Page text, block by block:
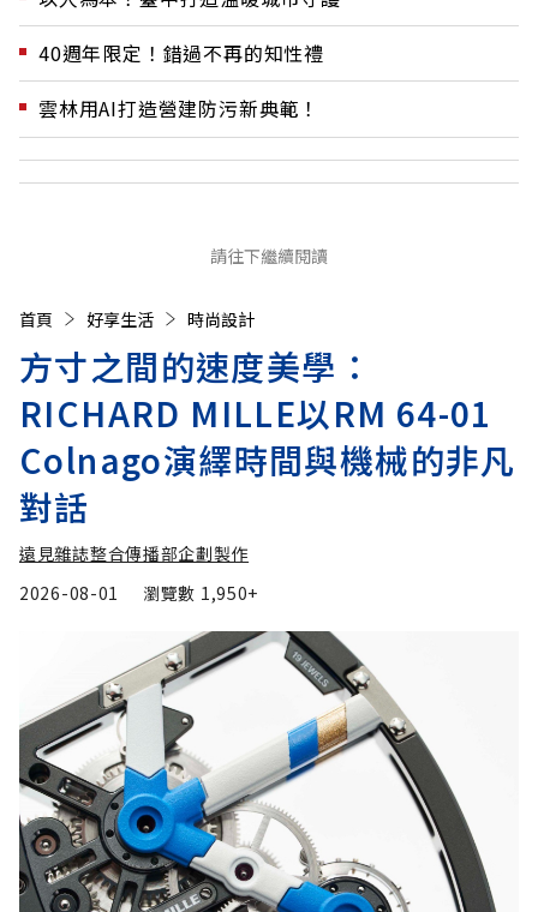
40週年限定！錯過不再的知性禮
雲林用AI打造營建防污新典範！
請往下繼續閱讀
首頁 好享生活 時尚設計
方寸之間的速度美學：
RICHARD MILLE以RM 64-01
Colnago演繹時間與機械的非凡
對話
遠見雜誌整合傳播部企劃製作
2026-08-01
瀏覽數 1,950+